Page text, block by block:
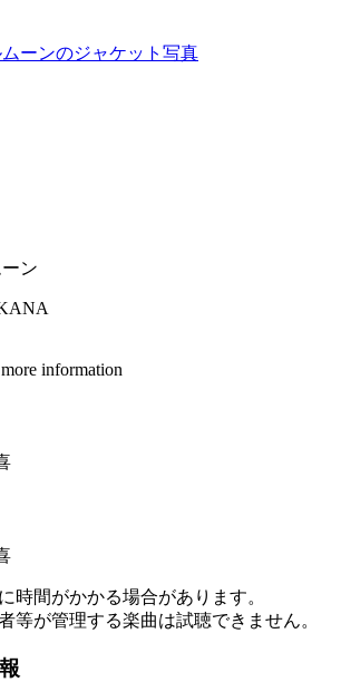
ン
時間がかかる場合があります。
等が管理する楽曲は試聴できません。